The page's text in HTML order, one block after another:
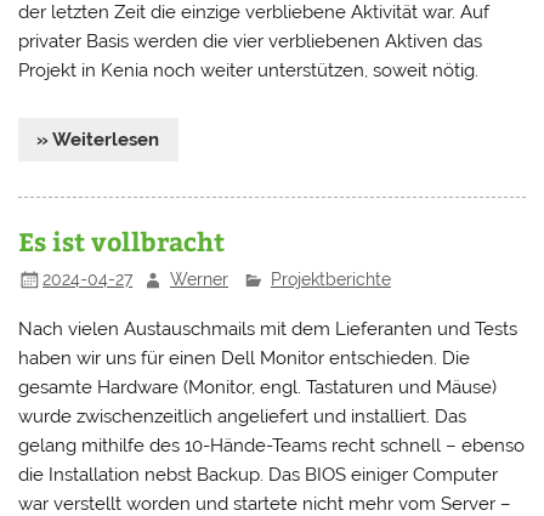
der letzten Zeit die einzige verbliebene Aktivität war. Auf
privater Basis werden die vier verbliebenen Aktiven das
Projekt in Kenia noch weiter unterstützen, soweit nötig.
» Weiterlesen
Es ist vollbracht
2024-04-27 Werner Projektberichte
Nach vielen Austauschmails mit dem Lieferanten und Tests
haben wir uns für einen Dell Monitor entschieden. Die
gesamte Hardware (Monitor, engl. Tastaturen und Mäuse)
wurde zwischenzeitlich angeliefert und installiert. Das
gelang mithilfe des 10-Hände-Teams recht schnell – ebenso
die Installation nebst Backup. Das BIOS einiger Computer
war verstellt worden und startete nicht mehr vom Server –